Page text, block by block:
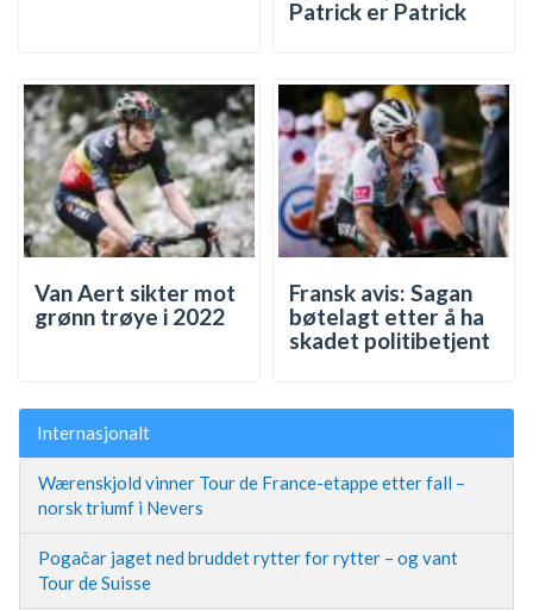
Patrick er Patrick
Van Aert sikter mot
grønn trøye i 2022
Fransk avis: Sagan
bøtelagt etter å ha
skadet politibetjent
Internasjonalt
Wærenskjold vinner Tour de France-etappe etter fall –
norsk triumf i Nevers
Pogačar jaget ned bruddet rytter for rytter – og vant
Tour de Suisse